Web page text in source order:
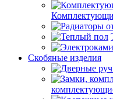
Скобяные изделия